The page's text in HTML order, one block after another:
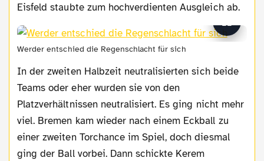
Eisfeld staubte zum hochverdienten Ausgleich ab.
Werder entschied die Regenschlacht für sich
In der zweiten Halbzeit neutralisierten sich beide
Teams oder eher wurden sie von den
Platzverhältnissen neutralisiert. Es ging nicht mehr
viel. Bremen kam wieder nach einem Eckball zu
einer zweiten Torchance im Spiel, doch diesmal
ging der Ball vorbei. Dann schickte Kerem